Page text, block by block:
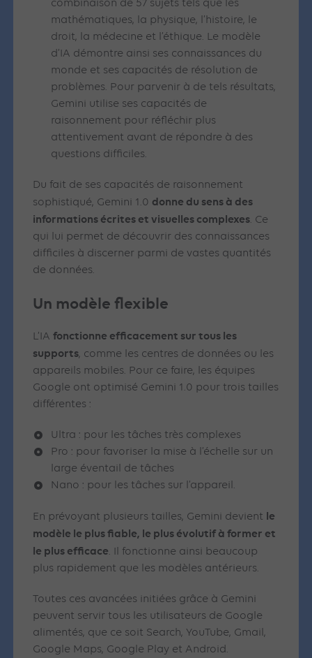
combinaison de 57 sujets tels que les
mathématiques, la physique, l’histoire, le
droit, la médecine et l’éthique. Le modèle
d’IA démontre ainsi ses connaissances du
monde et ses capacités de résolution de
problèmes. Pour parvenir à de tels résultats,
Gemini utilise ses capacités de
raisonnement pour réfléchir plus
attentivement avant de répondre à des
questions difficiles.
Du fait de ses capacités de raisonnement
sophistiqué, Gemini 1.0 donne du sens à des
informations écrites et visuelles complexes. Ce
qui lui permet de découvrir des connaissances
difficiles à discerner parmi de vastes quantités
de données.
Un modèle flexible
L’IAfonctionne efficacement sur tous les
supports, comme les centres de données ou les
appareils mobiles. Pour ce faire, les équipes
Google ont optimisé Gemini 1.0 pour trois tailles
différentes :
Ultra : pour les tâches très complexes
Pro : pour favoriser la mise à l’échelle sur un
large éventail de tâches
Nano : pour les tâches sur l’appareil.
En prévoyant plusieurs tailles, Gemini devient le
modèle le plus fiable, le plus évolutif à former et
le plus efficace. Il fonctionne ainsi beaucoup
plus rapidement que les modèles antérieurs.
Toutes ces avancées initiées grâce à Gemini
peuvent servir tous les utilisateurs de Google
alimentés, que ce soit Search, YouTube, Gmail,
Google Maps, Google Play et Android.